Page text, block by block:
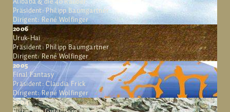
Präsident: Philipp Baumgartner
Dirigent: René Wolfinger
2006
Uruk-Hai
Präsident: Philipp Baumgartner
Dirigent: René Wolfinger
2005
Final Fantasy
Präsident: Claudia Frick
Dirigent: René Wolfinger
2004